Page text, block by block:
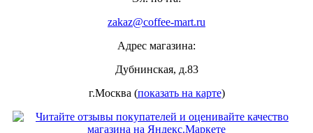
zakaz@coffee-mart.ru
Адрес магазина:
Дубнинская, д.83
г.Москва (показать на карте)